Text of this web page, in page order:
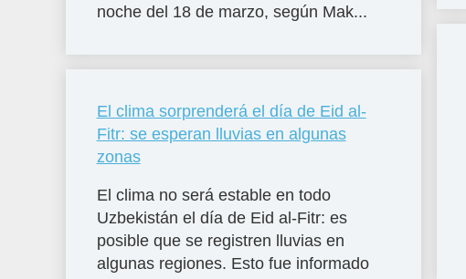
noche del 18 de marzo, según Mak...
El clima sorprenderá el día de Eid al-
Fitr: se esperan lluvias en algunas
zonas
El clima no será estable en todo
Uzbekistán el día de Eid al-Fitr: es
posible que se registren lluvias en
algunas regiones. Esto fue informado